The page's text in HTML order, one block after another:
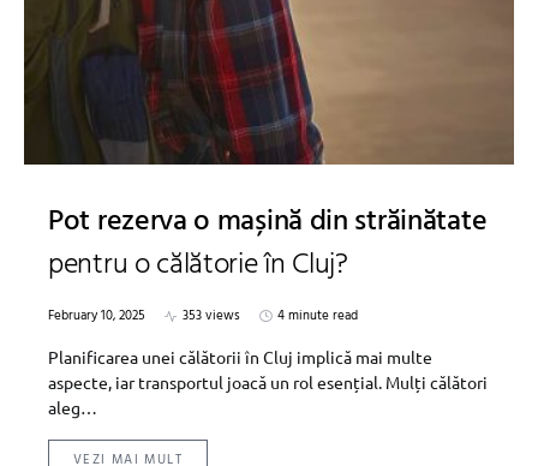
Pot rezerva o mașină din străinătate
pentru o călătorie în Cluj?
February 10, 2025 353 views
4 minute read
Planificarea unei călătorii în Cluj implică mai multe
aspecte, iar transportul joacă un rol esențial. Mulți călători
aleg…
VEZI MAI MULT